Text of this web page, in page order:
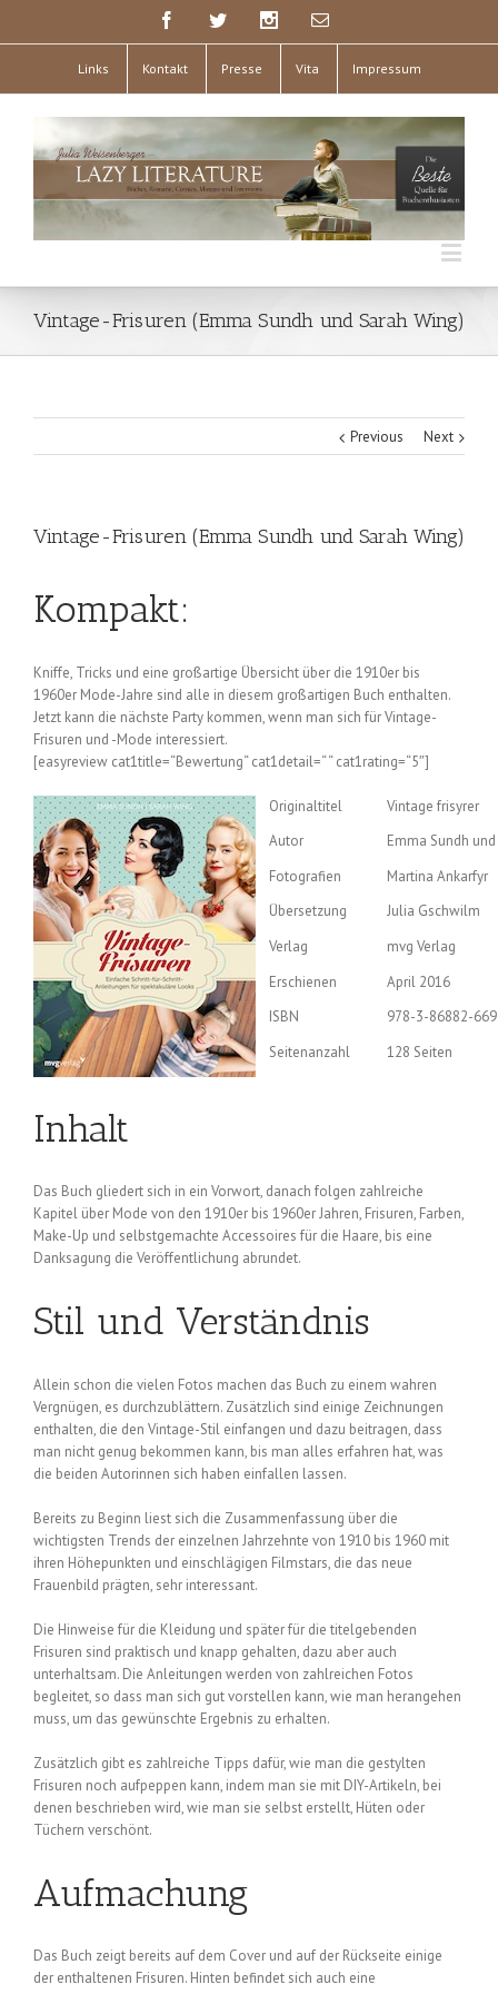
Links Kontakt Presse Vita Impressum
Vintage-Frisuren (Emma Sundh und Sarah Wing)
Previous Next
Vintage-Frisuren (Emma Sundh und Sarah Wing)
Kompakt:
Kniffe, Tricks und eine großartige Übersicht über die 1910er bis
1960er Mode-Jahre sind alle in diesem großartigen Buch enthalten.
Jetzt kann die nächste Party kommen, wenn man sich für Vintage-
Frisuren und -Mode interessiert.
[easyreview cat1title=“Bewertung“ cat1detail=“ “ cat1rating=“5″]
Originaltitel
Vintage frisyrer
Autor
Emma Sundh
Fotografien
Martina Ankarfyr
Übersetzung
Julia Gschwilm
Verlag
mvg Verlag
Erschienen
April 2016
ISBN
978-3-86882-
Seitenanzahl
128 Seiten
Inhalt
Das Buch gliedert sich in ein Vorwort, danach folgen zahlreiche
Kapitel über Mode von den 1910er bis 1960er Jahren, Frisuren, Farben,
Make-Up und selbstgemachte Accessoires für die Haare, bis eine
Danksagung die Veröffentlichung abrundet.
Stil und Verständnis
Allein schon die vielen Fotos machen das Buch zu einem wahren
Vergnügen, es durchzublättern. Zusätzlich sind einige Zeichnungen
enthalten, die den Vintage-Stil einfangen und dazu beitragen, dass
man nicht genug bekommen kann, bis man alles erfahren hat, was
die beiden Autorinnen sich haben einfallen lassen.
Bereits zu Beginn liest sich die Zusammenfassung über die
wichtigsten Trends der einzelnen Jahrzehnte von 1910 bis 1960 mit
ihren Höhepunkten und einschlägigen Filmstars, die das neue
Frauenbild prägten, sehr interessant.
Die Hinweise für die Kleidung und später für die titelgebenden
Frisuren sind praktisch und knapp gehalten, dazu aber auch
unterhaltsam. Die Anleitungen werden von zahlreichen Fotos
begleitet, so dass man sich gut vorstellen kann, wie man herangehen
muss, um das gewünschte Ergebnis zu erhalten.
Zusätzlich gibt es zahlreiche Tipps dafür, wie man die gestylten
Frisuren noch aufpeppen kann, indem man sie mit DIY-Artikeln, bei
denen beschrieben wird, wie man sie selbst erstellt, Hüten oder
Tüchern verschönt.
Aufmachung
Das Buch zeigt bereits auf dem Cover und auf der Rückseite einige
der enthaltenen Frisuren. Hinten befindet sich auch eine